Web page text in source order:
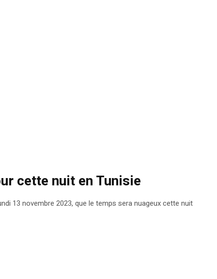
cette nuit en Tunisie
13 novembre 2023, que le temps sera nuageux cette nuit